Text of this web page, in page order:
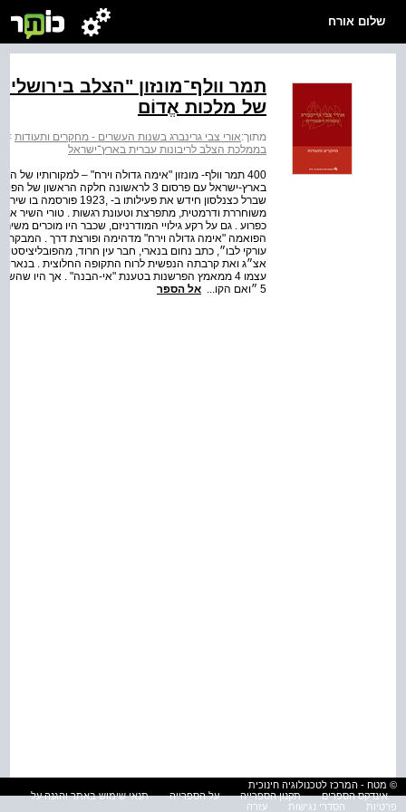
שלום אורח
תמר וולף־מונזון "הצלב
של מלכות אֱדוֹם
מתוך:אורי צבי גרינברג בשנות העשרים - מחקרים ותעודות >
בממלכת הצלב לריבונות עברית בארץ־ישראל
בארץ-ישראל עם פרסום 3 לראשונה חלקה
שברל כצנלסון חידש את
משוחררת ודרמטית, מתפרצת וטעונת רגשות . טורי השיר
כפרוע . גם על רקע גילויי המודרניזם, שכבר היו מוכרים
הפואמה "אימה גדולה וירח" מדהימה ופורצת דרך .
עורקי לבו״, כתב נחום בנארי, חבר עין חרוד,
אצ״ג ואת קרבתה הנפשית לרוח התקופה החלוצית . בנארי
עצמו 4 ממאמץ הפרשנות בטענת "אי-הבנה" . אך היו
5 ״ואם הקו...
אל הספר
© מטח - המרכז לטכנולוגיה חינוכית
אינדקס הספרים
תקנון הספרייה על הספרייה
תנאי שימוש באתר והגנה על
פרטיות
הסדרי נגישות עזרה